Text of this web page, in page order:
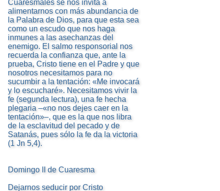
Cuaresmales se nos invita a
alimentarnos con más abundancia de
la Palabra de Dios, para que esta sea
como un escudo que nos haga
inmunes a las asechanzas del
enemigo. El salmo responsorial nos
recuerda la confianza que, ante la
prueba, Cristo tiene en el Padre y que
nosotros necesitamos para no
sucumbir a la tentación: «Me invocará
y lo escucharé». Necesitamos vivir la
fe (segunda lectura), una fe hecha
plegaria –«no nos dejes caer en la
tentación»–, que es la que nos libra
de la esclavitud del pecado y de
Satanás, pues sólo la fe da la victoria
(1 Jn 5,4).
Domingo II de Cuaresma
Dejarnos seducir por Cristo